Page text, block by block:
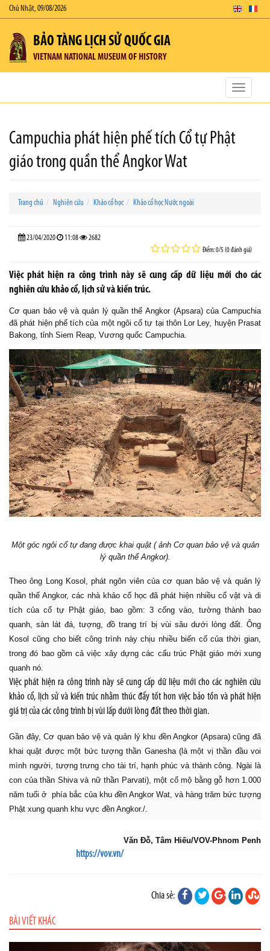
Chủ Nhật, 09/08/2026
BẢO TÀNG LỊCH SỬ QUỐC GIA
VIETNAM NATIONAL MUSEUM OF HISTORY
Toggle
Campuchia phát hiện phế tích Cổ tự Phật
giáo trong quần thể Angkor Wat
Trang chủ Nghiên cứu Khảo cổ học Khảo cổ học Nước ngoài
23/04/2020 11:08 2682
Điểm: 0/5 (0 đánh giá)
Việc phát hiện ra công trình này sẽ cung cấp dữ liệu mới cho các
nghiên cứu khảo cổ, lịch sử và kiến trúc.
Cơ quan bảo vệ và quản lý quần thể Angkor (Apsara) của Campuchia
đã phát hiện phế tích của một ngôi cổ tự tại thôn Lor Ley, huyện Prasat
Bakong, tỉnh Siem Reap, Vương quốc Campuchia.
Một góc ngôi cổ tự đang được khai quật ( ảnh Cơ quan bảo vệ và quản
lý quần thể Angkor).
Theo ông Long Kosol, phát ngôn viên của cơ quan bảo vệ và quản lý
quần thể Angkor, các nhà khảo cổ học đã phát hiện nhiều cổ vật và di
tích của cổ tự Phật giáo, bao gồm: 3 cổng vào, tường thành bao
quanh, sàn lát đá, tượng, đồ trang trí bị vùi sâu dưới lòng đất. Ông
Kosol cũng cho biết công trình này chịu nhiều biến cố của thời gian,
trong đó bao gồm cả việc xây dựng các cấu trúc Phật giáo mới xung
quanh nó.
Việc phát hiện ra công trình này sẽ cung cấp dữ liệu mới cho các nghiên cứu
khảo cổ, lịch sử và kiến trúc nhằm thúc đẩy tốt hơn việc bảo tồn và phát hiện
giá trị của các công trình bị vùi lấp dưới lòng đất theo thời gian.
Gần đây, Cơ quan bảo vệ và quản lý khu đền Angkor (Apsara) cũng đã
khai quật được một bức tượng thần Ganesha (là một vị thần đầu voi
mình người, tượng trưng cho tài trí, hạnh phúc và thành công. Ngài là
con của thần Shiva và nữ thần Parvati), một cổ mộ bằng gỗ hơn 1.000
năm tuổi ở phía bắc của khu đền Angkor Wat, và hàng trăm bức tượng
Phật xung quanh khu vực đền Angkor./.
Văn Đỗ, Tâm Hiếu/VOV-Phnom Penh
https://vov.vn/
Chia sẻ:
BÀI VIẾT KHÁC